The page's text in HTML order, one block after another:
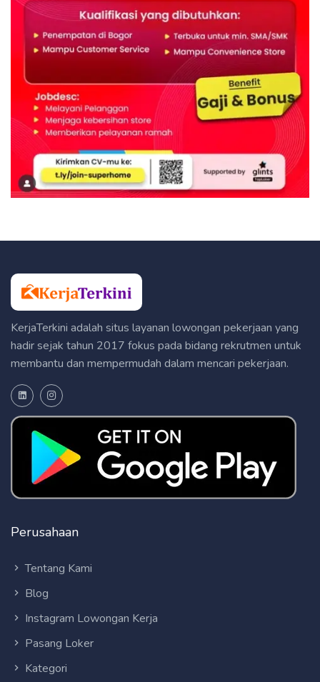
KerjaTerkini adalah situs layanan lowongan pekerjaan yang
hadir sejak tahun 2017 fokus pada bidang rekrutmen untuk
membantu dan mempermudah dalam mencari pekerjaan.
Perusahaan
Tentang Kami
Blog
Instagram Lowongan Kerja
Pasang Loker
Kategori